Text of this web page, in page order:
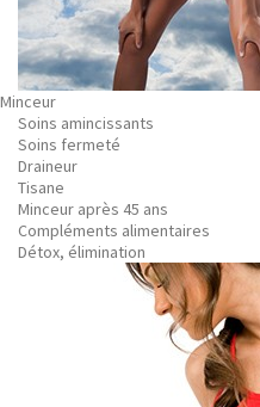
Minceur
Soins amincissants
Soins fermeté
Draineur
Tisane
Minceur après 45 ans
Compléments alimentaires
Détox, élimination